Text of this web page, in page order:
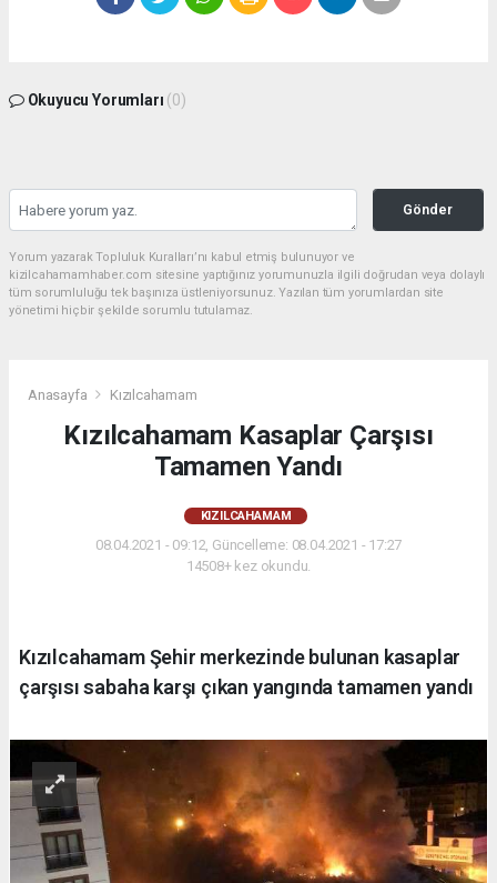
Okuyucu Yorumları (0)
Gönder
Yorum yazarak Topluluk Kuralları’nı kabul etmiş bulunuyor ve
kizilcahamamhaber.com sitesine yaptığınız yorumunuzla ilgili doğrudan veya dolaylı
tüm sorumluluğu tek başınıza üstleniyorsunuz. Yazılan tüm yorumlardan site
yönetimi hiçbir şekilde sorumlu tutulamaz.
Anasayfa Kızılcahamam
Kızılcahamam Kasaplar Çarşısı
Tamamen Yandı
KIZILCAHAMAM
08.04.2021 - 09:12, Güncelleme: 08.04.2021 - 17:27
14508+ kez okundu.
Kızılcahamam Şehir merkezinde bulunan kasaplar
çarşısı sabaha karşı çıkan yangında tamamen yandı